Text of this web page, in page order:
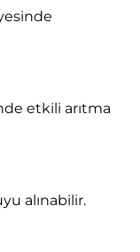
etkili arıtma
alınabilir.